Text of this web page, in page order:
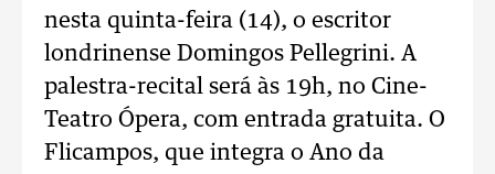
nesta quinta-feira (14), o escritor
londrinense Domingos Pellegrini. A
palestra-recital será às 19h, no Cine-
Teatro Ópera, com entrada gratuita. O
Flicampos, que integra o Ano da